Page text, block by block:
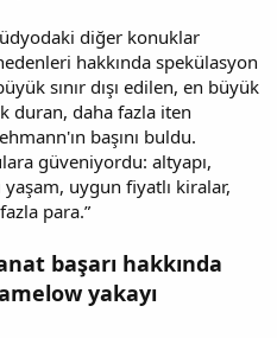
diğer konuklar
hakkında spekülasyon
sınır dışı edilen, en büyük
duran, daha fazla iten
başını buldu.
güveniyordu: altyapı,
uygun fiyatlı kiralar,
para.”
başarı hakkında
yakayı